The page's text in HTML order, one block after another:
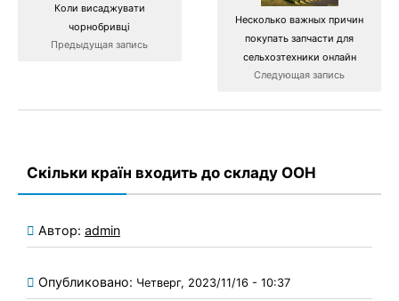
Коли висаджувати
чорнобривці
Предыдущая запись
Несколько важных причин
покупать запчасти для
сельхозтехники онлайн
Следующая запись
Скільки країн входить до складу ООН
Автор: admin
Опубликовано: Четверг, 2023/11/16 - 10:37